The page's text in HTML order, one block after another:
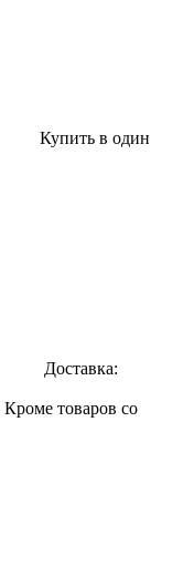
Купить в один
Доставка:
Кроме товаров со